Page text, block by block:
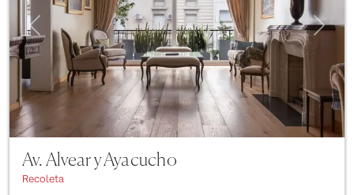
Previous Next
Av. Alvear y Ayacucho
Recoleta